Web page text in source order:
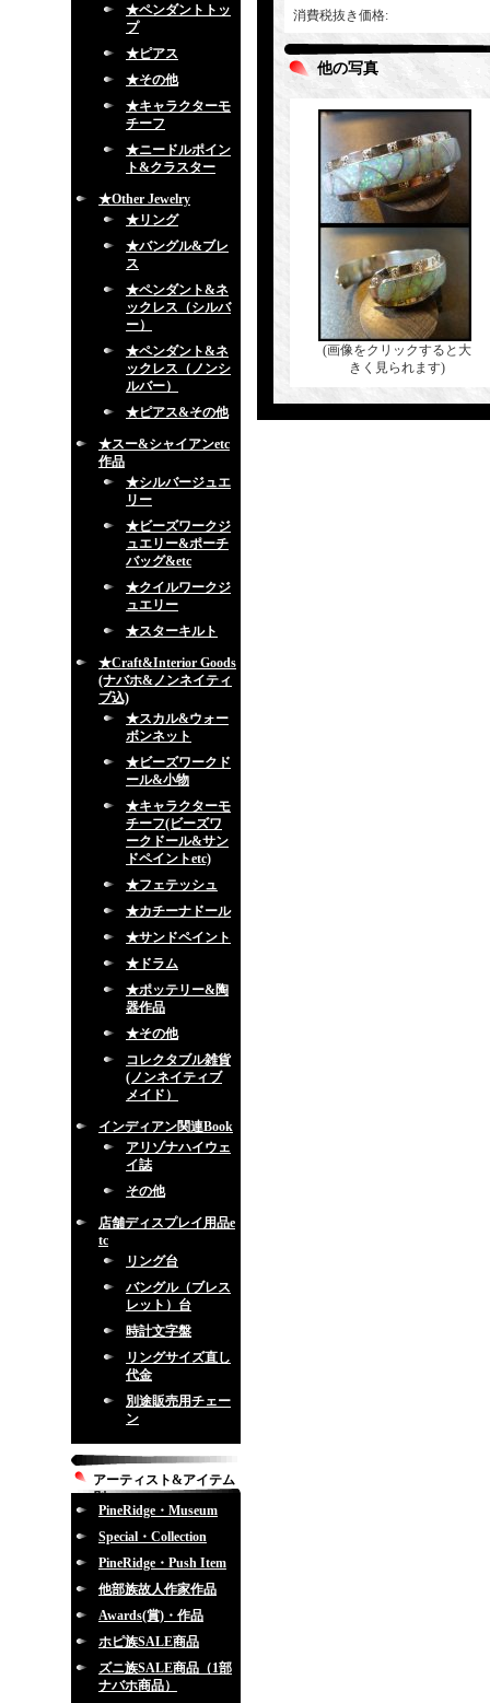
★ペンダントトッ
プ
★ピアス
★その他
★キャラクターモ
チーフ
★ニードルポイン
ト&クラスター
★Other Jewelry
★リング
★バングル&ブレ
ス
★ペンダント&ネ
ックレス（シルバ
ー）
★ペンダント&ネ
ックレス（ノンシ
ルバー）
★ピアス&その他
★スー&シャイアンetc
作品
★シルバージュエ
リー
★ビーズワークジ
ュエリー&ポーチ
バッグ&etc
★クイルワークジ
ュエリー
★スターキルト
★Craft&Interior Goods
(ナバホ&ノンネイティ
ブ込)
★スカル&ウォー
ボンネット
★ビーズワークド
ール&小物
★キャラクターモ
チーフ(ビーズワ
ークドール&サン
ドペイントetc)
★フェテッシュ
★カチーナドール
★サンドペイント
★ドラム
★ポッテリー&陶
器作品
★その他
コレクタブル雑貨
(ノンネイティブ
メイド）
インディアン関連Book
アリゾナハイウェ
イ誌
その他
店舗ディスプレイ用品e
tc
リング台
バングル（ブレス
レット）台
時計文字盤
リングサイズ直し
代金
別途販売用チェー
ン
アーティスト&アイテム
別
PineRidge・Museum
Special・Collection
PineRidge・Push Item
他部族故人作家作品
Awards(賞)・作品
ホピ族SALE商品
ズニ族SALE商品（1部
ナバホ商品）
消費税抜き価格:
他の写真
(画像をクリックすると大
きく見られます)